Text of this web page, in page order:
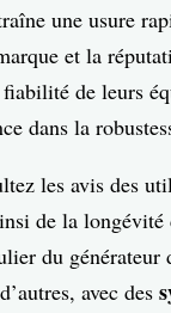
une usure
et la
de leurs
dans la
les avis des
de la
du
avec des